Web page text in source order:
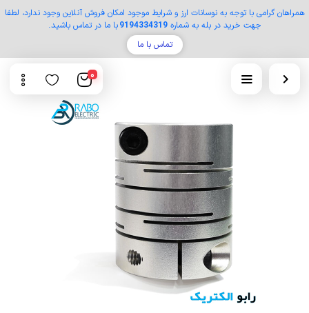
همراهان گرامی با توجه به نوسانات ارز و شرایط موجود امکان فروش آنلاین وجود ندارد، لطفا
جهت خرید در بله به شماره9194334319با ما در تماس باشید.
تماس با ما
0